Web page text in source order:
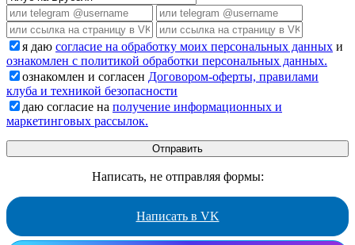
я даю согласие на обработку моих персональных данных и
ознакомлен с политикой обработки персональных данных.
ознакомлен и согласен Договором-оферты, правилами
клуба и техникой безопасности
даю согласие на получение информационных и
маркетинговых рассылок.
Написать, не отправляя формы:
Написать в VK